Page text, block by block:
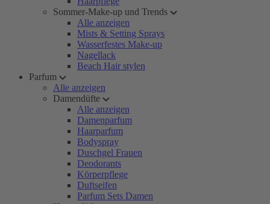
Sommer-Make-up und Trends
Alle anzeigen
Mists & Setting Sprays
Wasserfestes Make-up
Nagellack
Beach Hair stylen
Parfum
Alle anzeigen
Damendüfte
Alle anzeigen
Damenparfum
Haarparfum
Bodyspray
Duschgel Frauen
Deodorants
Körperpflege
Duftseifen
Parfum Sets Damen